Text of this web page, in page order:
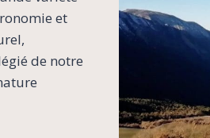
et
de notre